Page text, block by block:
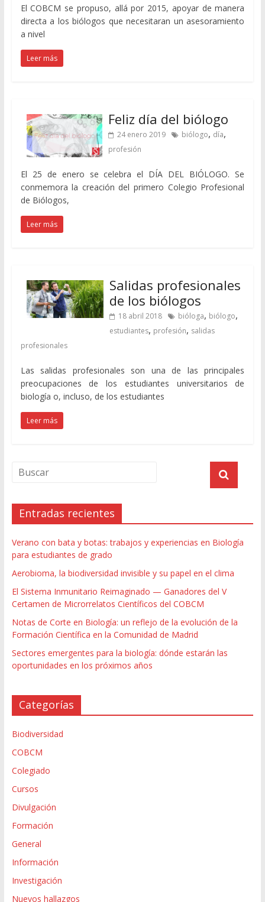
El COBCM se propuso, allá por 2015, apoyar de manera
directa a los biólogos que necesitaran un asesoramiento
a nivel
Leer más
Feliz día del biólogo
24 enero 2019 biólogo, día,
profesión
El 25 de enero se celebra el DÍA DEL BIÓLOGO. Se
conmemora la creación del primero Colegio Profesional
de Biólogos,
Leer más
Salidas profesionales
de los biólogos
18 abril 2018 bióloga, biólogo,
estudiantes, profesión, salidas
profesionales
Las salidas profesionales son una de las principales
preocupaciones de los estudiantes universitarios de
biología o, incluso, de los estudiantes
Leer más
Entradas recientes
Verano con bata y botas: trabajos y experiencias en Biología
para estudiantes de grado
Aerobioma, la biodiversidad invisible y su papel en el clima
El Sistema Inmunitario Reimaginado — Ganadores del V
Certamen de Microrrelatos Científicos del COBCM
Notas de Corte en Biología: un reflejo de la evolución de la
Formación Científica en la Comunidad de Madrid
Sectores emergentes para la biología: dónde estarán las
oportunidades en los próximos años
Categorías
Biodiversidad
COBCM
Colegiado
Cursos
Divulgación
Formación
General
Información
Investigación
Nuevos hallazgos